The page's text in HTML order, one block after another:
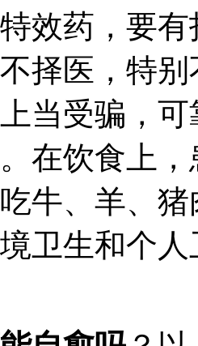
效药，要
择医，特
当受骗，
在饮食上
牛、羊、
卫生和个